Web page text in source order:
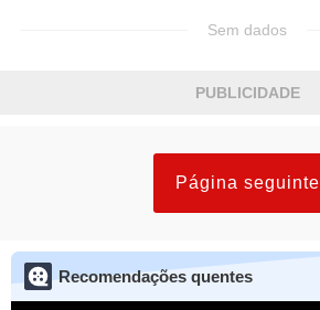
Sem dados
PUBLICIDADE
Página seguinte
Recomendações quentes